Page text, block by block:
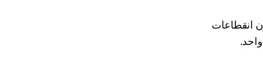
انقطاعات